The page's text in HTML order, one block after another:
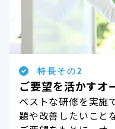
特長その2
ご要望を活かすオ
ベストな研修を実施
題や改善したいこと